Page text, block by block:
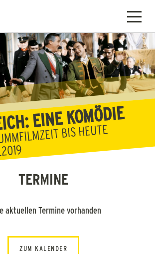
EINE KOMÖDIE
BIS HEUTE
TERMINE
aktuellen Termine vorhanden
ZUM KALENDER